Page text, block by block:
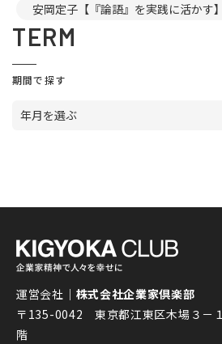
安岡定子【『論語』を実践に活かす】
TERM
期間で探す
年月を選ぶ
運営会社｜ 株式会社企業家倶楽部
〒135-0042 東京都江東区木場３－
階